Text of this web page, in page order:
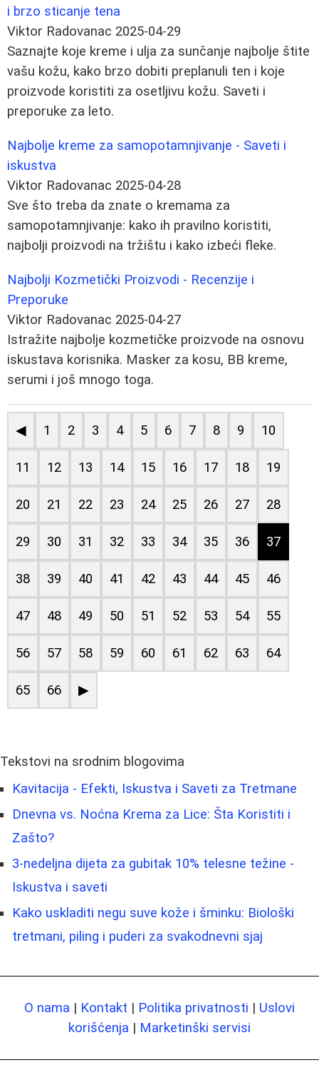
i brzo sticanje tena
Viktor Radovanac 2025-04-29
Saznajte koje kreme i ulja za sunčanje najbolje štite
vašu kožu, kako brzo dobiti preplanuli ten i koje
proizvode koristiti za osetljivu kožu. Saveti i
preporuke za leto.
Najbolje kreme za samopotamnjivanje - Saveti i
iskustva
Viktor Radovanac 2025-04-28
Sve što treba da znate o kremama za
samopotamnjivanje: kako ih pravilno koristiti,
najbolji proizvodi na tržištu i kako izbeći fleke.
Najbolji Kozmetički Proizvodi - Recenzije i
Preporuke
Viktor Radovanac 2025-04-27
Istražite najbolje kozmetičke proizvode na osnovu
iskustava korisnika. Masker za kosu, BB kreme,
serumi i još mnogo toga.
◀ 1 2 3 4 5 6 7 8 9 10
11 12 13 14 15 16 17 18 19
20 21 22 23 24 25 26 27 28
29 30 31 32 33 34 35 36 37
38 39 40 41 42 43 44 45 46
47 48 49 50 51 52 53 54 55
56 57 58 59 60 61 62 63 64
65 66 ▶
Tekstovi na srodnim blogovima
Kavitacija - Efekti, Iskustva i Saveti za Tretmane
Dnevna vs. Noćna Krema za Lice: Šta Koristiti i
Zašto?
3-nedeljna dijeta za gubitak 10% telesne težine -
Iskustva i saveti
Kako uskladiti negu suve kože i šminku: Biološki
tretmani, piling i puderi za svakodnevni sjaj
O nama | Kontakt | Politika privatnosti | Uslovi
korišćenja | Marketinški servisi